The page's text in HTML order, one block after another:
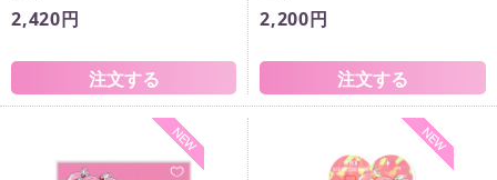
2,420円 2,200円